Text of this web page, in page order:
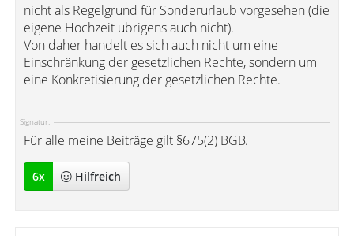
nicht als Regelgrund für Sonderurlaub vorgesehen (die
eigene Hochzeit übrigens auch nicht).
Von daher handelt es sich auch nicht um eine
Einschränkung der gesetzlichen Rechte, sondern um
eine Konkretisierung der gesetzlichen Rechte.
Signatur:
Für alle meine Beiträge gilt §675(2) BGB.
6x Hilfreich